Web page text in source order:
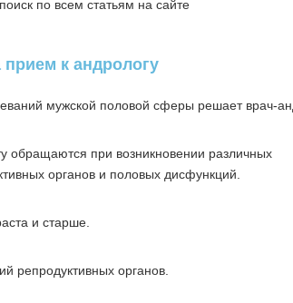
по всем статьям на сайте
прием к андрологу
мужской половой сферы решает врач-
обращаются при возникновении различных
органов и половых дисфункций.
и старше.
репродуктивных органов.